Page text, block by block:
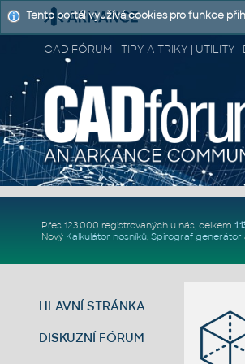
CAD FÓRUM - TIPY A TRIKY | UTILITY
Přes 123.000 registrovaných u nás, celkem
Nový Kalkulátor nosníků, Spirograf generátor
HLAVNÍ STRÁNKA
DISKUZNÍ FÓRUM
Tento portál využívá cookies pro funkce